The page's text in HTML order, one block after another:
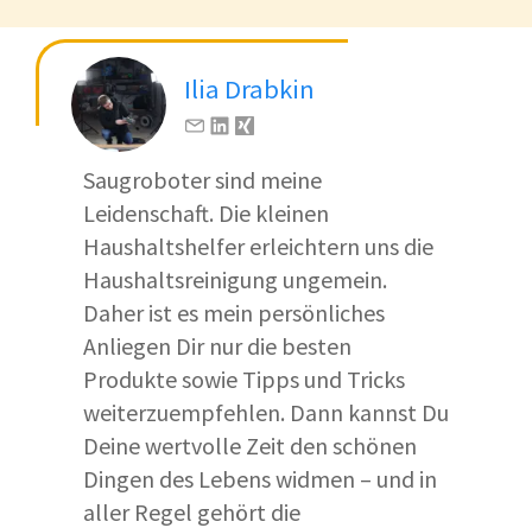
Ilia Drabkin
Saugroboter sind meine
Leidenschaft. Die kleinen
Haushaltshelfer erleichtern uns die
Haushaltsreinigung ungemein.
Daher ist es mein persönliches
Anliegen Dir nur die besten
Produkte sowie Tipps und Tricks
weiterzuempfehlen. Dann kannst Du
Deine wertvolle Zeit den schönen
Dingen des Lebens widmen – und in
aller Regel gehört die